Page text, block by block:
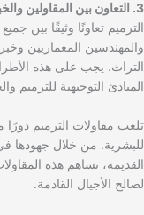
3. التعاون بين المقاولين والخبراء والسلطات المعنية بالآثار:
الترميم تعاونًا وثيقًا بين
والمهندسين المعماريين
التراث. يجب على هذه
المبادئ التوجيهية للترميم
تلعب مقاولات الترميم
للبشرية. من خلال جهودها في
القديمة، تساهم هذه
لصالح الأجيال القادمة.